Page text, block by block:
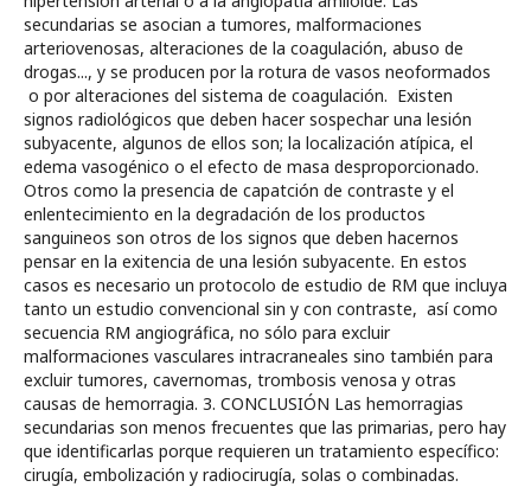
secundarias se asocian a tumores, malformaciones
arteriovenosas, alteraciones de la coagulación, abuso de
drogas..., y se producen por la rotura de vasos neoformados
o por alteraciones del sistema de coagulación. Existen
signos radiológicos que deben hacer sospechar una lesión
subyacente, algunos de ellos son; la localización atípica, el
edema vasogénico o el efecto de masa desproporcionado.
Otros como la presencia de capatción de contraste y el
enlentecimiento en la degradación de los productos
sanguineos son otros de los signos que deben hacernos
pensar en la exitencia de una lesión subyacente. En estos
casos es necesario un protocolo de estudio de RM que incluya
tanto un estudio convencional sin y con contraste, así como
secuencia RM angiográfica, no sólo para excluir
malformaciones vasculares intracraneales sino también para
excluir tumores, cavernomas, trombosis venosa y otras
causas de hemorragia. 3. CONCLUSIÓN Las hemorragias
secundarias son menos frecuentes que las primarias, pero hay
que identificarlas porque requieren un tratamiento específico:
cirugía, embolización y radiocirugía, solas o combinadas.